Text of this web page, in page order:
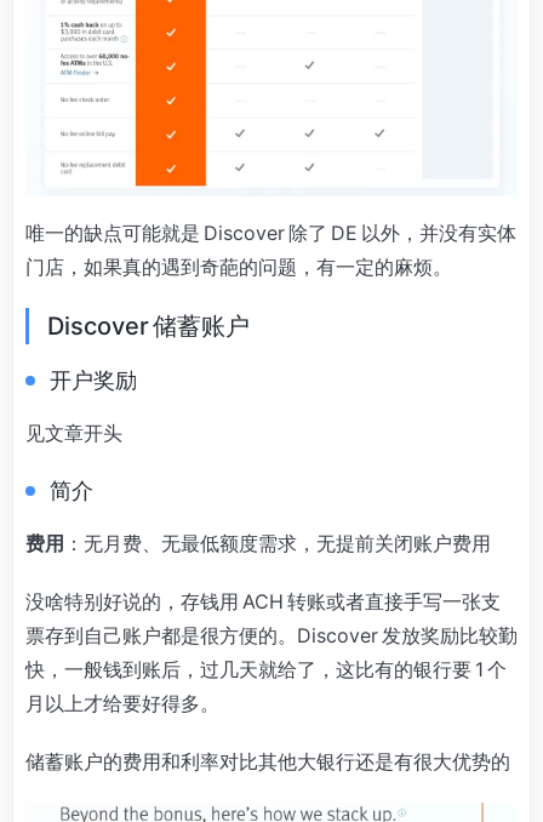
唯一的缺点可能就是 Discover 除了 DE 以外，并没有实体
门店，如果真的遇到奇葩的问题，有一定的麻烦。
Discover 储蓄账户
开户奖励
见文章开头
简介
费用 ：无月费、无最低额度需求，无提前关闭账户费用
没啥特别好说的，存钱用 ACH 转账或者直接手写一张支
票存到自己账户都是很方便的。Discover 发放奖励比较勤
快，一般钱到账后，过几天就给了，这比有的银行要 1 个
月以上才给要好得多。
储蓄账户的费用和利率对比其他大银行还是有很大优势的